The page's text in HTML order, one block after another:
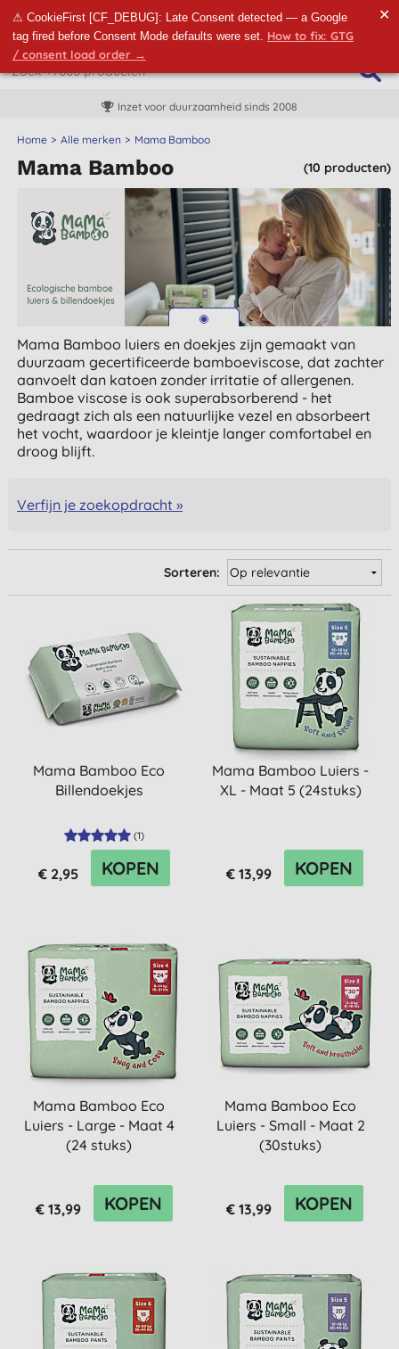
⚠ CookieFirst [CF_DEBUG]: Late Consent detected — a Google
tag fired before Consent Mode defaults were set. How to fix: GTG
/ consent load order →
✕
Inzet voor duurzaamheid sinds 2008
Home Alle merken Mama Bamboo
(10 producten)
Mama Bamboo
Mama Bamboo luiers en doekjes zijn gemaakt van
duurzaam gecertificeerde bamboeviscose, dat zachter
aanvoelt dan katoen zonder irritatie of allergenen.
Bamboe viscose is ook superabsorberend - het
gedraagt zich als een natuurlijke vezel en absorbeert
het vocht, waardoor je kleintje langer comfortabel en
droog blijft.
Verfijn je zoekopdracht »
Sorteren:
Mama Bamboo Eco
Billendoekjes
(1)
€ 2,95 KOPEN
Mama Bamboo Luiers -
XL - Maat 5 (24stuks)
€ 13,99 KOPEN
Mama Bamboo Eco
Luiers - Large - Maat 4
(24 stuks)
€ 13,99 KOPEN
Mama Bamboo Eco
Luiers - Small - Maat 2
(30stuks)
€ 13,99 KOPEN